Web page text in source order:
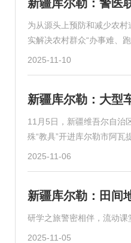
新疆库尔勒：警医
为从源头上预防和减少农
实解决农村群众“办事难、
2025-11-10
新疆库尔勒：大型
11月5日，新疆维吾尔自治
殊“教具”开进库尔勒市阿瓦
2025-11-06
新疆库尔勒：田间
研学之旅警密相伴，流动
2025-11-05